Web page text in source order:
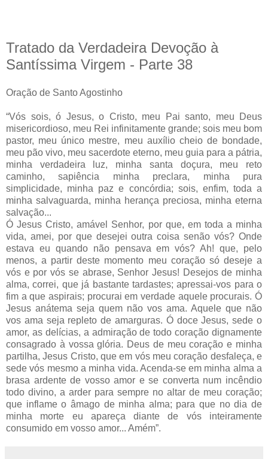
Tratado da Verdadeira Devoção à
Santíssima Virgem - Parte 38
Oração de Santo Agostinho
“Vós sois, ó Jesus, o Cristo, meu Pai santo, meu Deus
misericordioso, meu Rei infinitamente grande; sois meu bom
pastor, meu único mestre, meu auxílio cheio de bondade,
meu pão vivo, meu sacerdote eterno, meu guia para a pátria,
minha verdadeira luz, minha santa doçura, meu reto
caminho, sapiência minha preclara, minha pura
simplicidade, minha paz e concórdia; sois, enfim, toda a
minha salvaguarda, minha herança preciosa, minha eterna
salvação...
Ó Jesus Cristo, amável Senhor, por que, em toda a minha
vida, amei, por que desejei outra coisa senão vós? Onde
estava eu quando não pensava em vós? Ah! que, pelo
menos, a partir deste momento meu coração só deseje a
vós e por vós se abrase, Senhor Jesus! Desejos de minha
alma, correi, que já bastante tardastes; apressai-vos para o
fim a que aspirais; procurai em verdade aquele procurais. Ó
Jesus anátema seja quem não vos ama. Aquele que não
vos ama seja repleto de amarguras. Ó doce Jesus, sede o
amor, as delícias, a admiração de todo coração dignamente
consagrado à vossa glória. Deus de meu coração e minha
partilha, Jesus Cristo, que em vós meu coração desfaleça, e
sede vós mesmo a minha vida. Acenda-se em minha alma a
brasa ardente de vosso amor e se converta num incêndio
todo divino, a arder para sempre no altar de meu coração;
que inflame o âmago de minha alma; para que no dia de
minha morte eu apareça diante de vós inteiramente
consumido em vosso amor... Amém”.